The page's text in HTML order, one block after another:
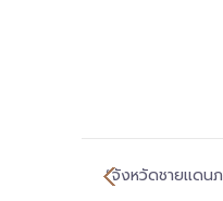
“จังหวัดชายเเด